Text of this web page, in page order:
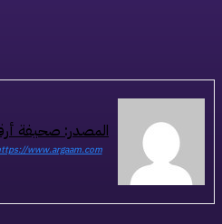
المصدر: صحيفة أرقام
https://www.argaam.com/